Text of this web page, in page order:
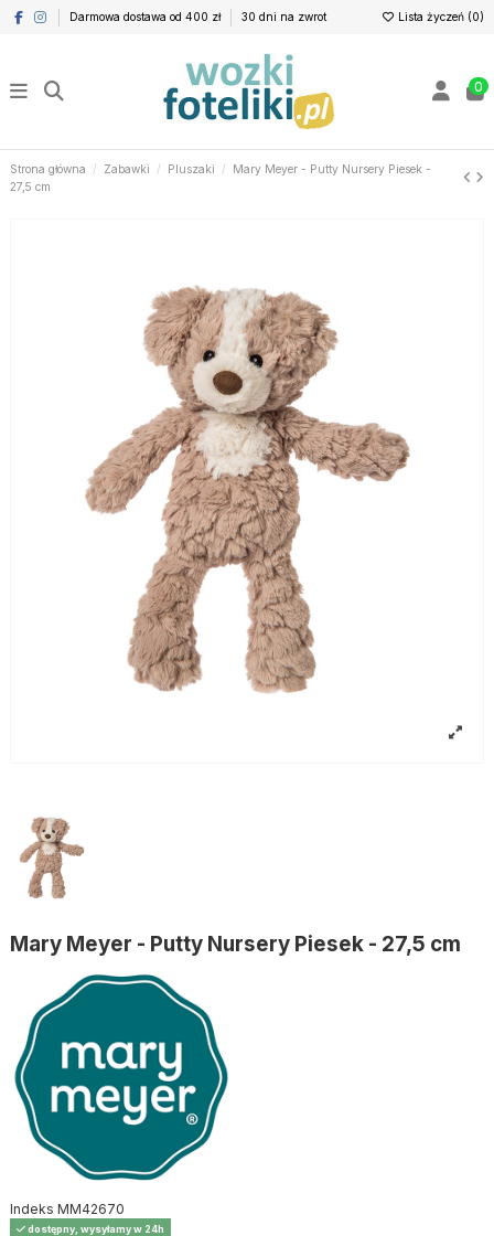
Darmowa dostawa od 400 zł 30 dni na zwrot Lista życzeń (0)
0
Strona główna Zabawki Pluszaki
Mary Meyer - Putty Nursery Piesek -
27,5 cm
Mary Meyer - Putty Nursery Piesek - 27,5 cm
Indeks MM42670
dostępny, wysyłamy w 24h